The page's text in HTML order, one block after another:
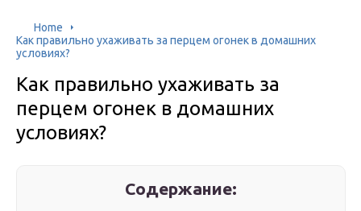
Home
Как правильно ухаживать за перцем огонек в домашних
условиях?
Как правильно ухаживать за
перцем огонек в домашних
условиях?
Содержание: